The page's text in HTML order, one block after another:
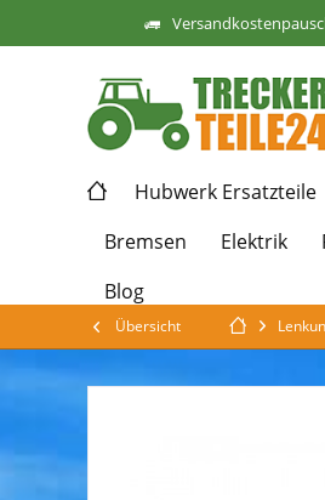
Hubwerk Ersatzteile
Bremsen
Elektrik
Blog
Übersicht